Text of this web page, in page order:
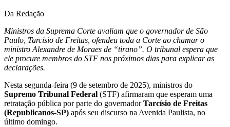
Da Redação
Ministros da Suprema Corte avaliam que o governador de São
Paulo, Tarcísio de Freitas, ofendeu toda a Corte ao chamar o
ministro Alexandre de Moraes de “tirano”. O tribunal espera que
ele procure membros do STF nos próximos dias para explicar as
declarações.
Nesta segunda-feira (9 de setembro de 2025), ministros do
Supremo Tribunal Federal (STF) afirmaram que esperam uma
retratação pública por parte do governadorTarcísio de Freitas
(Republicanos-SP) após seu discurso na Avenida Paulista, no
último domingo.